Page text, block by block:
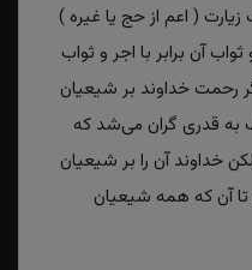
( اعم از حج یا غیره )
آن برابر با اجر و ثواب
رحمت خداوند بر شیعیان
به قدری گران می‌شد که
خداوند آن را بر شیعیان
تا آن که همه شیعیان